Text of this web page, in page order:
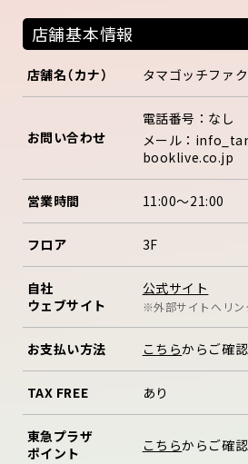
店舗基本情報
店舗名（カナ） タマゴッチファ
お問い合わせ
電話番号：なし
メール：
booklive.co.jp
営業時間 11:00～21:00
フロア 3F
自社
ウェブサイト
公式サイト
※外部サイトへリン
お支払い方法 こちらからご確認
TAX FREE あり
東急プラザ
ポイント
こちらからご確認